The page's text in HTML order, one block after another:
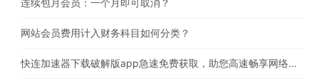
连续包月会员：一个月即可取消？
网站会员费用计入财务科目如何分类？
快连加速器下载破解版app急速免费获取，助您高速畅享网络体验